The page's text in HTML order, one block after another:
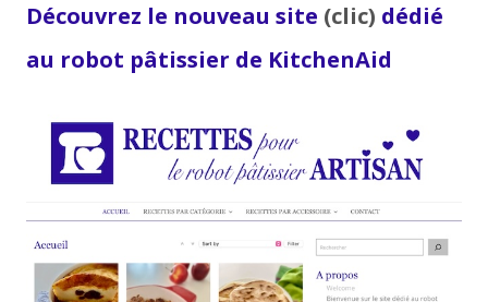
Découvrez le nouveau site (clic) dédié
au robot pâtissier de KitchenAid